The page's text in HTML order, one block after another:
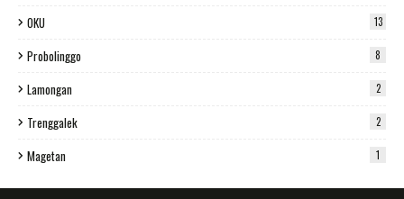
OKU 13
Probolinggo 8
Lamongan 2
Trenggalek 2
Magetan 1